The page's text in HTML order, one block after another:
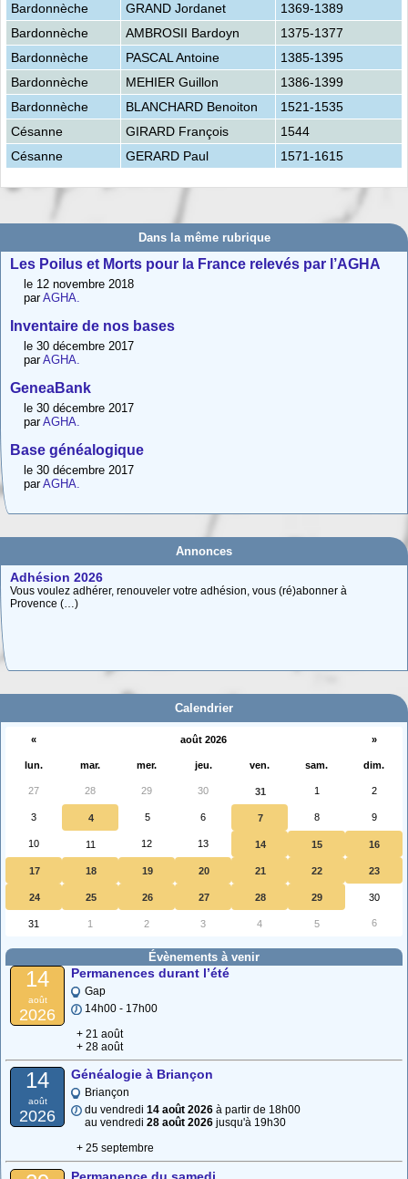
Bardonnèche
GRAND Jordanet
1369-1389
Bardonnèche
AMBROSII Bardoyn
1375-1377
Bardonnèche
PASCAL Antoine
1385-1395
Bardonnèche
MEHIER Guillon
1386-1399
Bardonnèche
BLANCHARD Benoiton
1521-1535
Césanne
GIRARD François
1544
Césanne
GERARD Paul 1571-1615
Dans la même rubrique
Les Poilus et Morts pour la France relevés par l’AGHA
le 12 novembre 2018
parAGHA.
Inventaire de nos bases
le 30 décembre 2017
parAGHA.
GeneaBank
le 30 décembre 2017
parAGHA.
Base généalogique
le 30 décembre 2017
parAGHA.
Annonces
Vous voulez adhérer, renouveler votre adhésion, vous (ré)abonner à
Provence (…)
Calendrier
« août 2026 »
lun. mar. mer. jeu. ven. sam. dim.
27 28 29 30 31 1 2
3 4 5 6 7 8 9
10 11 12 13 14 15 16
17 18 19 20 21 22 23
24 25 26 27 28 29 30
31 1 2 3 4 5 6
Évènements à venir
14
août
2026
Permanences durant l’été
Gap
14h00 - 17h00
+ 21 août
+ 28 août
14
août
2026
Généalogie à Briançon
Briançon
du vendredi 14 août 2026 à partir de 18h00
au vendredi 28 août 2026 jusqu'à 19h30
+ 25 septembre
Permanence du samedi